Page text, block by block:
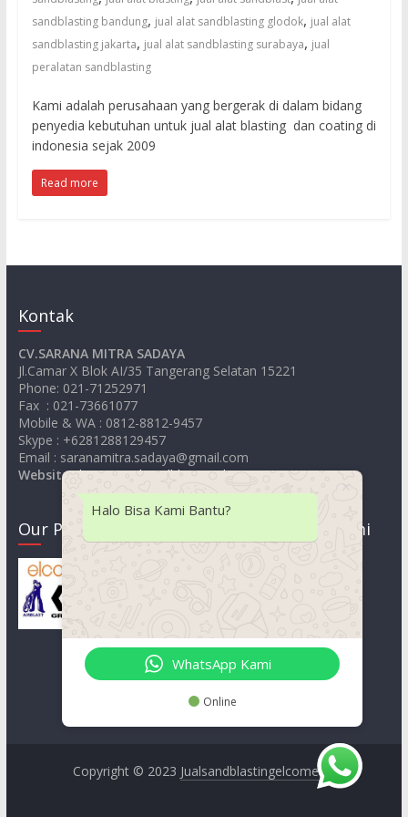
untuk
sandblasting
dan
waterjet
sandblasting bandung, jual alat sandblasting glodok, jual alat
sandblasting jakarta, jual alat sandblasting surabaya, jual
peralatan sandblasting
Kami adalah perusahaan yang bergerak di dalam bidang
penyedia kebutuhan untuk jual alat blasting dan coating di
indonesia sejak 2009
Read more
Kontak
CV.SARANA MITRA SADAYA
Jl.Camar X Blok AI/35 Tangerang Selatan 15221
Phone: 021-71252971
Fax : 021-73661077
Mobile & WA : 0812-8812-9457
Skype : +6281288129457
Email : saranamitra.sadaya@gmail.com
Website:https://jualsandblastingelcometer.com
Our Product Lokasi Kami
Copyright © 2023 Jualsandblastingelcometer
Halo Bisa Kami Bantu?
WhatsApp Kami
Online